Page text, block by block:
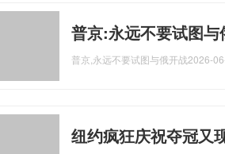
普京:永远不要试图
普京,永远不要试图与俄开战2026-
纽约疯狂庆祝夺冠又